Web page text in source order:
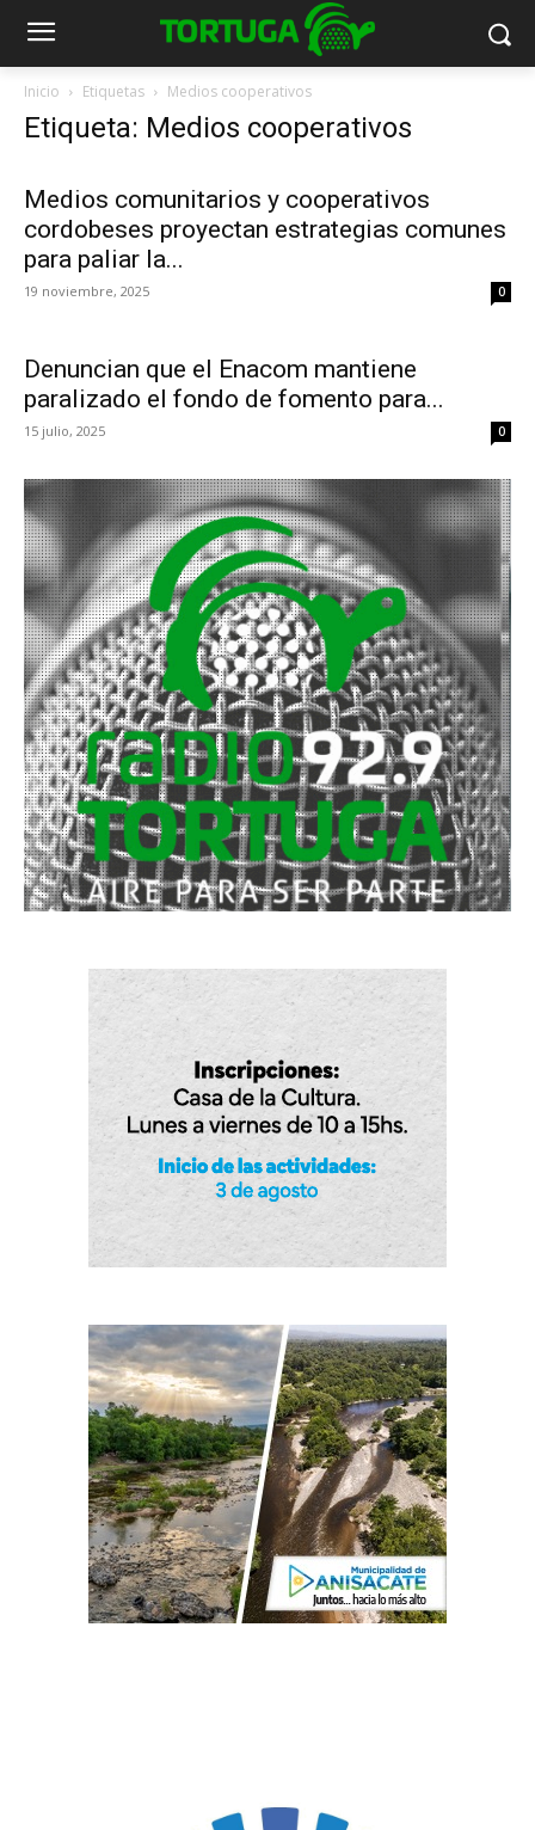
Inicio Etiquetas Medios cooperativos
Etiqueta: Medios cooperativos
Medios comunitarios y cooperativos
cordobeses proyectan estrategias comunes
para paliar la...
19 noviembre, 2025 0
Denuncian que el Enacom mantiene
paralizado el fondo de fomento para...
15 julio, 2025 0